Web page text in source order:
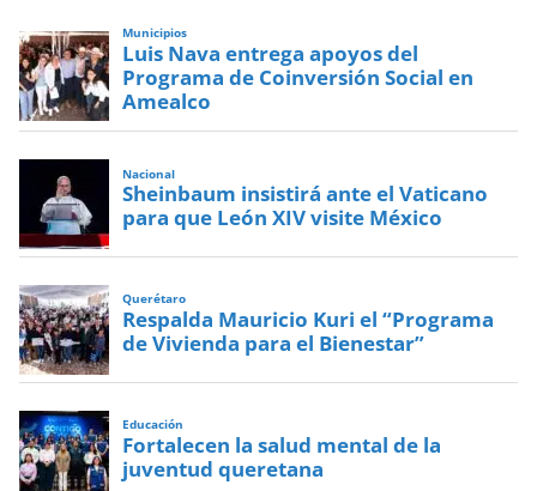
Municipios
Luis Nava entrega apoyos del
Programa de Coinversión Social en
Amealco
Nacional
Sheinbaum insistirá ante el Vaticano
para que León XIV visite México
Querétaro
Respalda Mauricio Kuri el “Programa
de Vivienda para el Bienestar”
Educación
Fortalecen la salud mental de la
juventud queretana